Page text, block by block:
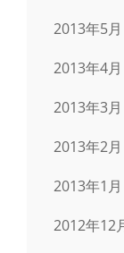
2013年5月
2013年4月
2013年3月
2013年2月
2013年1月
2012年12